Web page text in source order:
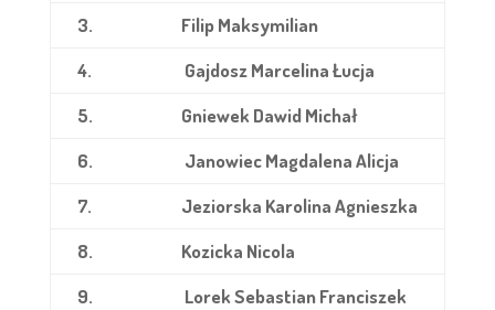
3.
Filip Maksymilian
4.
Gajdosz Marcelina Łucja
5.
Gniewek Dawid Michał
6.
Janowiec Magdalena Alicja
7.
Jeziorska Karolina Agnieszka
8.
Kozicka Nicola
9.
Lorek Sebastian Franciszek